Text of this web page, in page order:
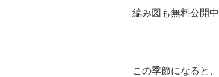
編み図も無料公開
この季節になると